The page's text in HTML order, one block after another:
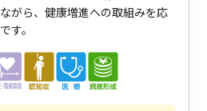
がら、健康増進への取組みを応
す。